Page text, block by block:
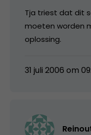
Tja triest dat dit
moeten worden
oplossing.
31 juli 2006 om